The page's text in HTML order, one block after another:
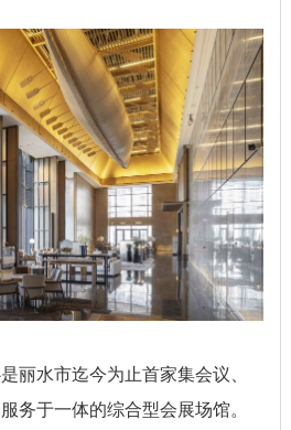
丽水市迄今为止首家集会议、
务于一体的综合型会展场馆。